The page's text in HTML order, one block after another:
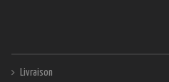
Livraison